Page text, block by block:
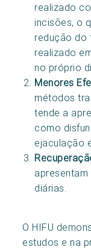
realizado
incisões, o
redução do
realizado
no próprio
Menores
métodos
tende a
como
ejaculação
diárias.
O HIFU
estudos e na